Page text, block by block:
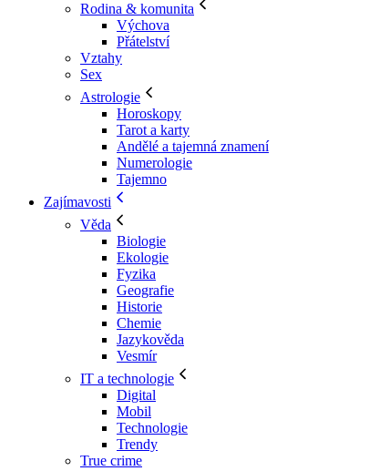
Rodina & komunita
Výchova
Přátelství
Vztahy
Sex
Astrologie
Horoskopy
Tarot a karty
Andělé a tajemná znamení
Numerologie
Tajemno
Zajímavosti
Věda
Biologie
Ekologie
Fyzika
Geografie
Historie
Chemie
Jazykověda
Vesmír
IT a technologie
Digital
Mobil
Technologie
Trendy
True crime